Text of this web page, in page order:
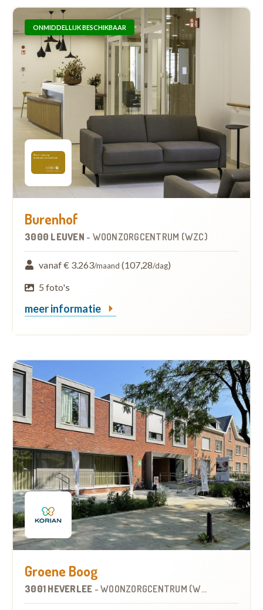
ONMIDDELLIJK BESCHIKBAAR
Burenhof
3000 LEUVEN - WOONZORGCENTRUM (WZC)
vanaf € 3.263/maand (107,28/dag)
5 foto's
meer informatie
Groene Boog
3001 HEVERLEE - WOONZORGCENTRUM (WZC)